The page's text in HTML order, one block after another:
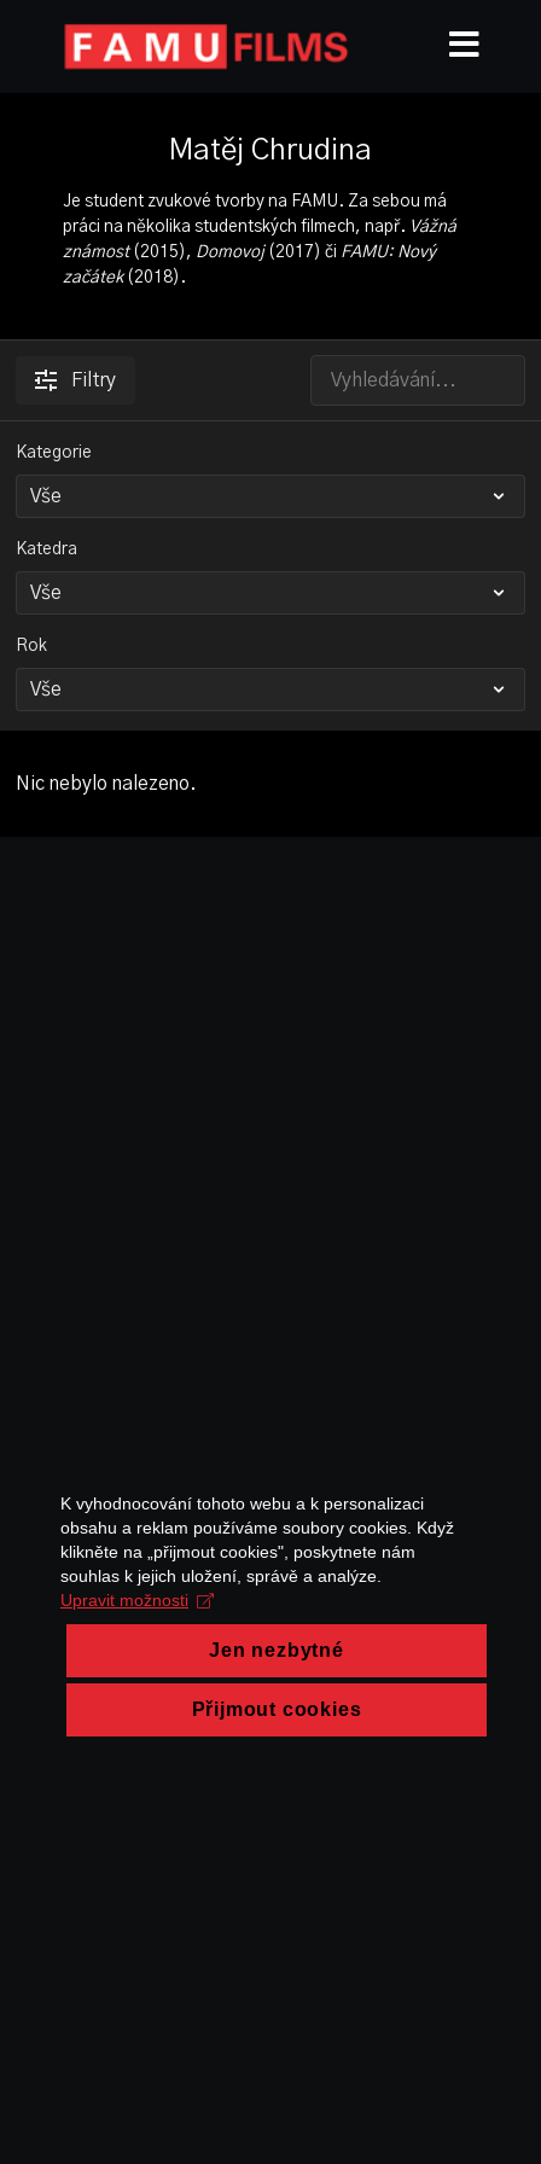
Matěj Chrudina
Je student zvukové tvorby na FAMU. Za sebou má
práci na několika studentských filmech, např. Vážná
známost(2015), Domovoj(2017) či FAMU: Nový
začátek(2018).
Filtry
Kategorie
Katedra
Rok
Nic nebylo nalezeno.
K vyhodnocování tohoto webu a k personalizaci
obsahu a reklam používáme soubory cookies. Když
klikněte na „přijmout cookies", poskytnete nám
souhlas k jejich uložení, správě a analýze.
Upravit možnosti
Jen nezbytné
Přijmout cookies